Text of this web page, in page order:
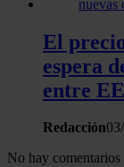
El
espera
entre
Redacción
No hay comentarios